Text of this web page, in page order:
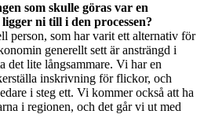
som skulle göras var en
ni till i den processen?
person, som har varit ett alternativ för
generellt sett är ansträngd i
det lite långsammare. Vi har en
inskrivning för flickor, och
i steg ett. Vi kommer också att ha
i regionen, och det går vi ut med